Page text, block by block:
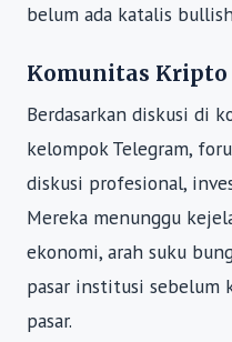
belum ada katalis
Komunitas
Berdasarkan diskusi di
kelompok Telegram,
diskusi profesional,
Mereka menunggu
ekonomi, arah suku
pasar institusi sebelum
pasar.